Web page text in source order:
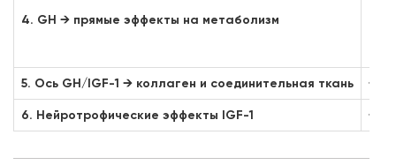
4. GH → прямые эффекты на метаболизм
5. Ось GH/IGF-1 → коллаген и соединительная ткань
6. Нейротрофические эффекты IGF-1